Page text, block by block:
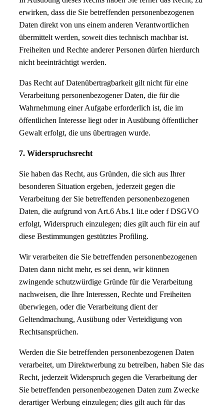
erwirken, dass die Sie betreffenden personenbezogenen
Daten direkt von uns einem anderen Verantwortlichen
übermittelt werden, soweit dies technisch machbar ist.
Freiheiten und Rechte anderer Personen dürfen hierdurch
nicht beeinträchtigt werden.
Das Recht auf Datenübertragbarkeit gilt nicht für eine
Verarbeitung personenbezogener Daten, die für die
Wahrnehmung einer Aufgabe erforderlich ist, die im
öffentlichen Interesse liegt oder in Ausübung öffentlicher
Gewalt erfolgt, die uns übertragen wurde.
7. Widerspruchsrecht
Sie haben das Recht, aus Gründen, die sich aus Ihrer
besonderen Situation ergeben, jederzeit gegen die
Verarbeitung der Sie betreffenden personenbezogenen
Daten, die aufgrund von Art.6 Abs.1 lit.e oder f DSGVO
erfolgt, Widerspruch einzulegen; dies gilt auch für ein auf
diese Bestimmungen gestütztes Profiling.
Wir verarbeiten die Sie betreffenden personenbezogenen
Daten dann nicht mehr, es sei denn, wir können
zwingende schutzwürdige Gründe für die Verarbeitung
nachweisen, die Ihre Interessen, Rechte und Freiheiten
überwiegen, oder die Verarbeitung dient der
Geltendmachung, Ausübung oder Verteidigung von
Rechtsansprüchen.
Werden die Sie betreffenden personenbezogenen Daten
verarbeitet, um Direktwerbung zu betreiben, haben Sie das
Recht, jederzeit Widerspruch gegen die Verarbeitung der
Sie betreffenden personenbezogenen Daten zum Zwecke
derartiger Werbung einzulegen; dies gilt auch für das